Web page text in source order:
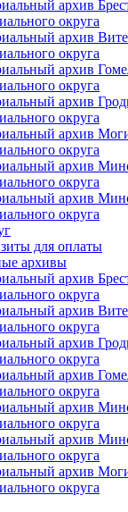
архив
округа
архив
округа
архив
округа
архив
округа
архив
округа
архив
округа
архив
округа
для оплаты
архивы
архив
округа
архив
округа
архив
округа
архив
округа
архив
округа
архив
округа
архив
округа